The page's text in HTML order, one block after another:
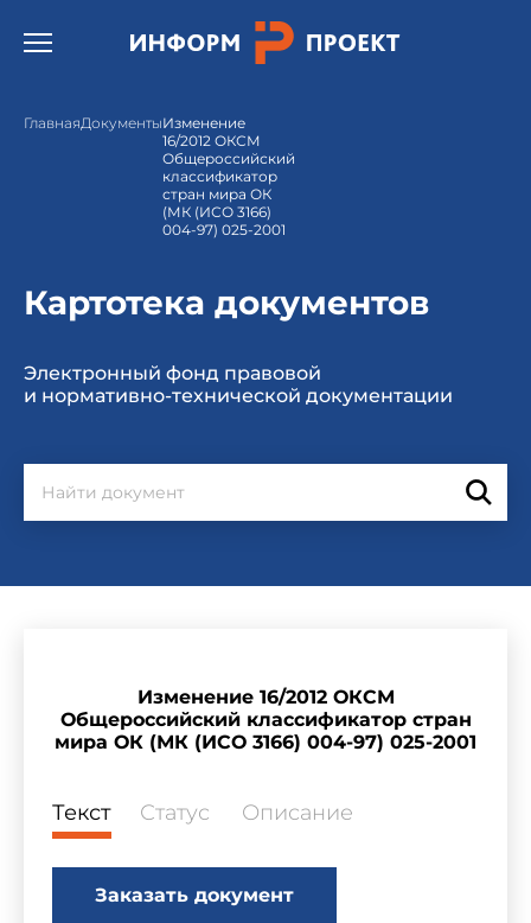
Открыть бургер меню.
ГлавнаяДокументыИзменение
16/2012 ОКСМ
Общероссийский
классификатор
стран мира ОК
(МК (ИСО 3166)
004-97) 025-2001
Картотека документов
Электронный фонд правовой
и нормативно-технической документации
Изменение 16/2012 ОКСМ
Общероссийский классификатор стран
мира ОК (МК (ИСО 3166) 004-97) 025-2001
Текст Статус Описание
Заказать документ